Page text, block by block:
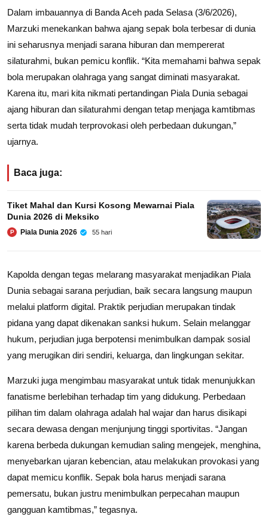
Dalam imbauannya di Banda Aceh pada Selasa (3/6/2026),
Marzuki menekankan bahwa ajang sepak bola terbesar di dunia
ini seharusnya menjadi sarana hiburan dan mempererat
silaturahmi, bukan pemicu konflik. “Kita memahami bahwa sepak
bola merupakan olahraga yang sangat diminati masyarakat.
Karena itu, mari kita nikmati pertandingan Piala Dunia sebagai
ajang hiburan dan silaturahmi dengan tetap menjaga kamtibmas
serta tidak mudah terprovokasi oleh perbedaan dukungan,”
ujarnya.
Baca juga:
Tiket Mahal dan Kursi Kosong Mewarnai Piala
Dunia 2026 di Meksiko
P Piala Dunia 2026 55 hari
Kapolda dengan tegas melarang masyarakat menjadikan Piala
Dunia sebagai sarana perjudian, baik secara langsung maupun
melalui platform digital. Praktik perjudian merupakan tindak
pidana yang dapat dikenakan sanksi hukum. Selain melanggar
hukum, perjudian juga berpotensi menimbulkan dampak sosial
yang merugikan diri sendiri, keluarga, dan lingkungan sekitar.
Marzuki juga mengimbau masyarakat untuk tidak menunjukkan
fanatisme berlebihan terhadap tim yang didukung. Perbedaan
pilihan tim dalam olahraga adalah hal wajar dan harus disikapi
secara dewasa dengan menjunjung tinggi sportivitas. “Jangan
karena berbeda dukungan kemudian saling mengejek, menghina,
menyebarkan ujaran kebencian, atau melakukan provokasi yang
dapat memicu konflik. Sepak bola harus menjadi sarana
pemersatu, bukan justru menimbulkan perpecahan maupun
gangguan kamtibmas,” tegasnya.